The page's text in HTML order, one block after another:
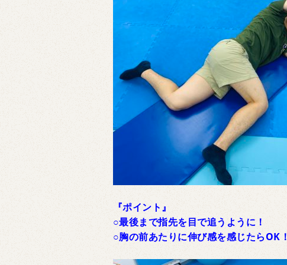
『ポイント』
○最後まで指先を目で追うように！
○胸の前あたりに伸び感を感じたらOK！